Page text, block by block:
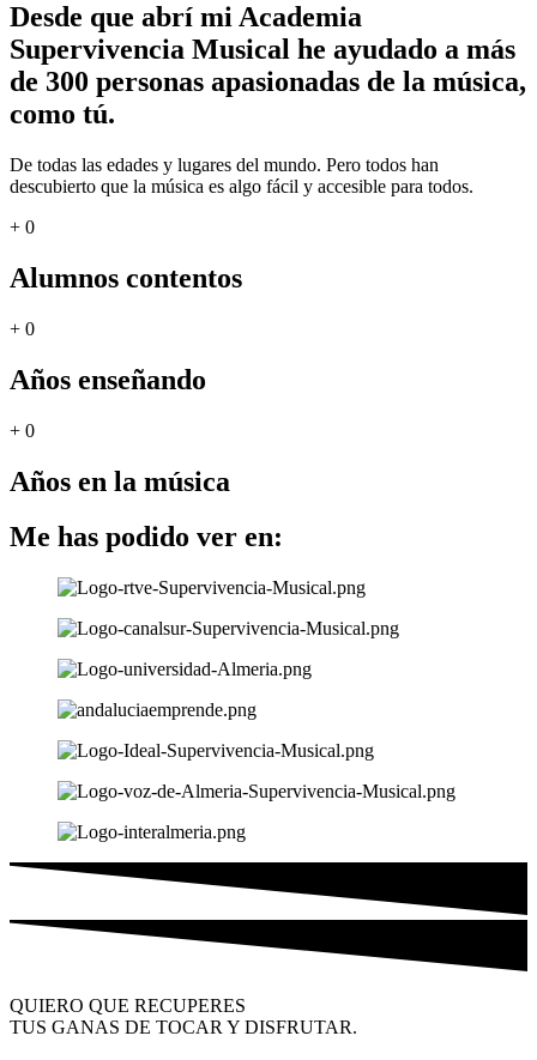
Desde que abrí mi Academia
Supervivencia Musical he ayudado a más
de 300 personas apasionadas de la música,
como tú.
De todas las edades y lugares del mundo. Pero todos han
descubierto que la música es algo fácil y accesible para todos.
+ 0
Alumnos contentos
+ 0
Años enseñando
+ 0
Años en la música
Me has podido ver en:
QUIERO QUE RECUPERES
TUS GANAS DE TOCAR Y DISFRUTAR.